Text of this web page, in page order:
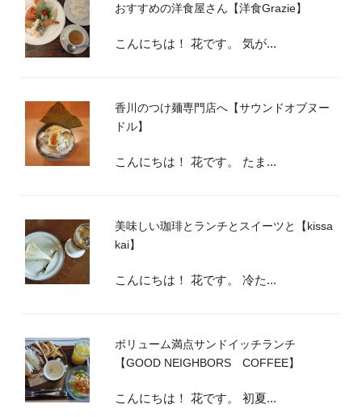
おすすめの洋食屋さん【洋食Grazie】
こんにちは！ 花です。 気が...
香川のつけ麺専門店へ【サウンドオブヌー
ドル】
こんにちは！ 花です。 たま...
美味しい珈琲とランチとスイーツと【kissa
kai】
こんにちは！ 花です。 冷た...
ボリューム満点サンドイッチランチ
【GOOD NEIGHBORS COFFEE】
こんにちは！ 花です。 初夏...